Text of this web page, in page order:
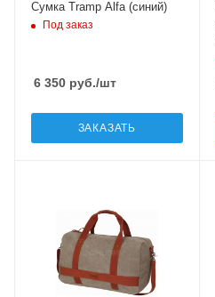
Сумка Tramp Alfa (синий)
Под заказ
6 350 руб./шт
ЗАКАЗАТЬ